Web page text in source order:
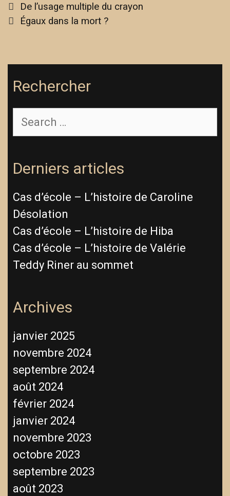
Post
navigation
De l’usage multiple du crayon
Égaux dans la mort ?
Rechercher
Search
for:
Derniers articles
Cas d’école – L’histoire de Caroline
Désolation
Cas d’école – L’histoire de Hiba
Cas d’école – L’histoire de Valérie
Teddy Riner au sommet
Archives
janvier 2025
novembre 2024
septembre 2024
août 2024
février 2024
janvier 2024
novembre 2023
octobre 2023
septembre 2023
août 2023